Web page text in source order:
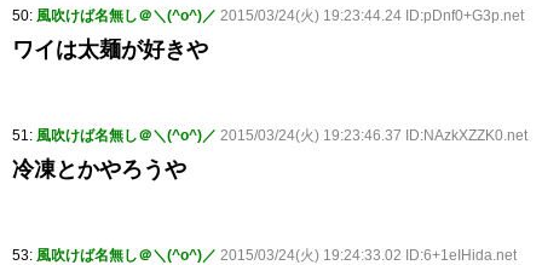
50: 風吹けば名無し＠＼(^o^)／ 2015/03/24(火) 19:23:44.24 ID:pDnf0+G3p.net
ワイは太麺が好きや
51: 風吹けば名無し＠＼(^o^)／ 2015/03/24(火) 19:23:46.37 ID:NAzkXZZK0.net
冷凍とかやろうや
53: 風吹けば名無し＠＼(^o^)／ 2015/03/24(火) 19:24:33.02 ID:6+1eIHida.net